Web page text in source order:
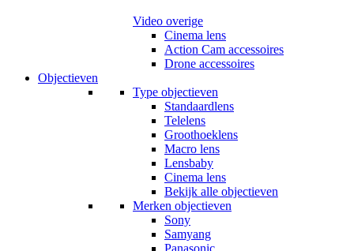
Video overige
Cinema lens
Action Cam accessoires
Drone accessoires
Objectieven
Type objectieven
Standaardlens
Telelens
Groothoeklens
Macro lens
Lensbaby
Cinema lens
Bekijk alle objectieven
Merken objectieven
Sony
Samyang
Panasonic